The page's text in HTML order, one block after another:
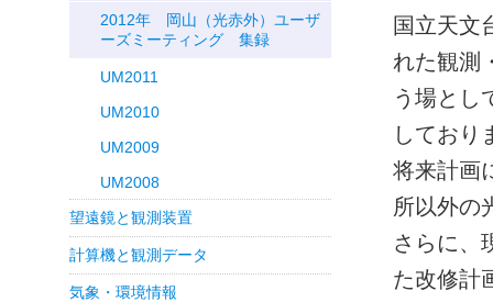
国立天文
れた観測
う場とし
しており
将来計画
所以外の
さらに、
た改修計
2012年 岡山（光赤外）ユーザ
ーズミーティング 集録
UM2011
UM2010
UM2009
UM2008
望遠鏡と観測装置
計算機と観測データ
気象・環境情報